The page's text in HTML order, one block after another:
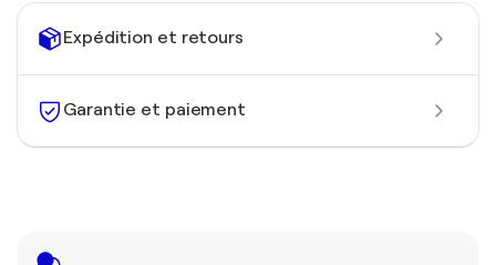
Expédition et retours
Garantie et paiement